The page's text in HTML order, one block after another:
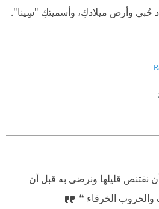
حُبي وأرض ميلادكِ، وأسميتكِ "‏سِينا‏".
نقتنص قليلها ونرضى به قبل أن
والحروب الخرقاء ❝